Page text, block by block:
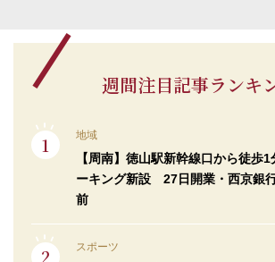
週間注目記事ランキ
地域
【周南】徳山駅新幹線口から徒
ーキング新設 27日開業・西京銀
前
スポーツ